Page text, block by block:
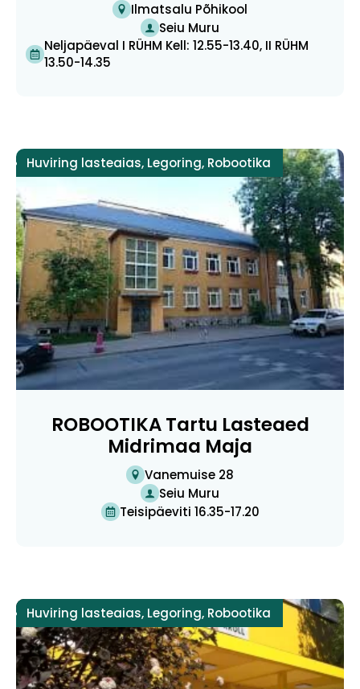
Ilmatsalu Põhikool
Seiu Muru
Neljapäeval I RÜHM Kell: 12.55-13.40, II RÜHM
13.50-14.35
Huviring lasteaias, Legoring, Robootika
ROBOOTIKA Tartu Lasteaed
Midrimaa Maja
Vanemuise 28
Seiu Muru
Teisipäeviti 16.35-17.20
Huviring lasteaias, Legoring, Robootika